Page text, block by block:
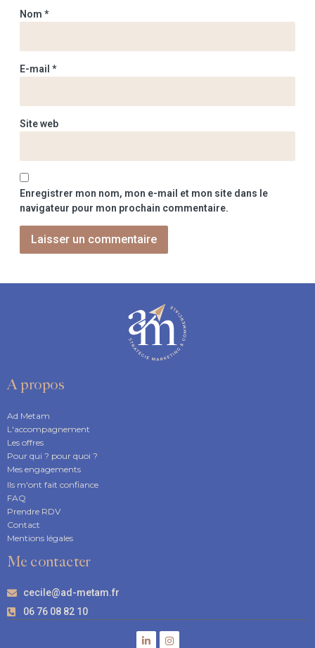
Nom *
E-mail *
Site web
Enregistrer mon nom, mon e-mail et mon site dans le
navigateur pour mon prochain commentaire.
A propos
Ad Metam
L'accompagnement
Les offres
Pour qui ? pour quoi ?
Mes engagements
Ils m'ont fait confiance
FAQ
Prendre RDV
Contact
Mentions légales
Me contacter
cecile@ad-metam.fr
06 76 08 82 10